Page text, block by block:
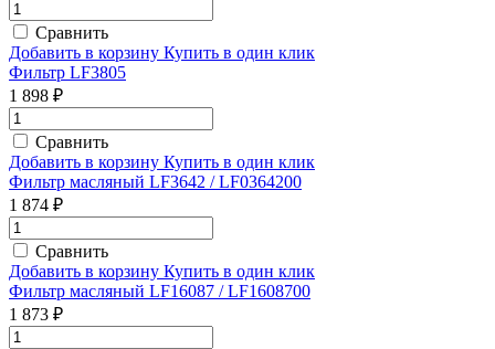
Сравнить
Добавить в корзину Купить в один клик
Фильтр LF3805
1 898 ₽
Сравнить
Добавить в корзину Купить в один клик
Фильтр масляный LF3642 / LF0364200
1 874 ₽
Сравнить
Добавить в корзину Купить в один клик
Фильтр масляный LF16087 / LF1608700
1 873 ₽